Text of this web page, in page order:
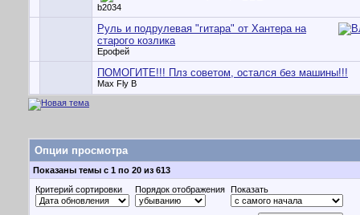
b2034
Руль и подрулевая "гитара" от Хантера на
старого козлика
Ерофей
ПОМОГИТЕ!!! Плз советом, остался без машины!!!
Max Fly B
Опции просмотра
Показаны темы с 1 по 20 из 613
Критерий сортировки
Порядок отображения Показать